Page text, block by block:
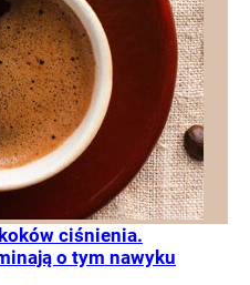
ciśnienia.
o tym nawyku